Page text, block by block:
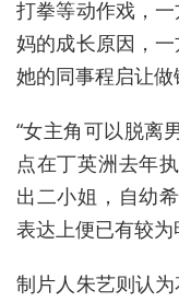
打拳等动作戏，
妈的成长原因，
她的同事程启让做
“女主角可以脱离
点在丁英洲去年
出二小姐，自幼
表达上便已有较为
制片人朱艺则认